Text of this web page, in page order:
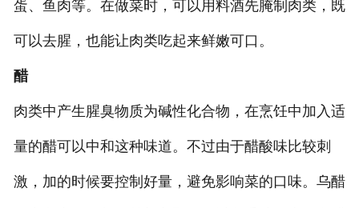
蛋、鱼肉等。在做菜时，可以用料酒先腌制肉类，既
可以去腥，也能让肉类吃起来鲜嫩可口。
醋
肉类中产生腥臭物质为碱性化合物，在烹饪中加入适
量的醋可以中和这种味道。不过由于醋酸味比较刺
激，加的时候要控制好量，避免影响菜的口味。乌醋